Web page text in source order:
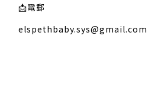
📩電郵
elspethbaby.sys@gmail.com